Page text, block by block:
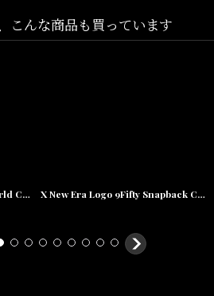
こんな商品も買っています
× New Era LF Logo 59Fifty World Champs 2Tone Fitted Cap NVY ニューエラ キャップ 帽子 X New Era Logo 9Fifty Snapback Cap ニューエラ スナップバック キャップ 帽子